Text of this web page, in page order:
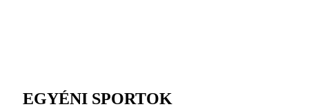
EGYÉNI SPORTOK